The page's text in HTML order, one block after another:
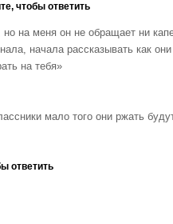
чтобы ответить
на меня он не обращает ни
начала рассказывать как
на тебя»
мало того они ржать
ответить